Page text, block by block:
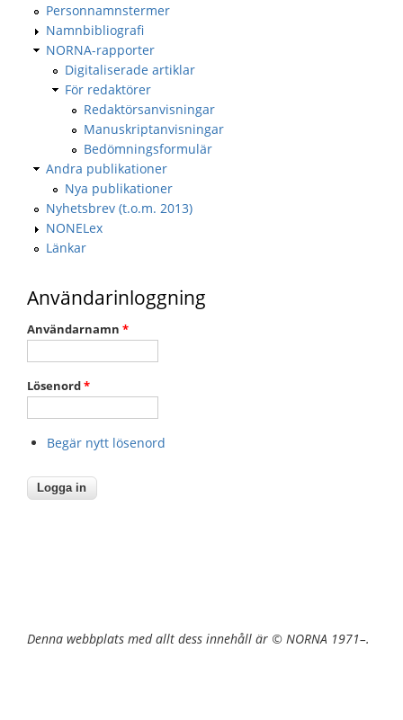
Personnamnstermer
Namnbibliografi
NORNA-rapporter
Digitaliserade artiklar
För redaktörer
Redaktörsanvisningar
Manuskriptanvisningar
Bedömningsformulär
Andra publikationer
Nya publikationer
Nyhetsbrev (t.o.m. 2013)
NONELex
Länkar
Användarinloggning
Användarnamn *
Lösenord*
Begär nytt lösenord
Denna webbplats med allt dess innehåll är © NORNA 1971–.